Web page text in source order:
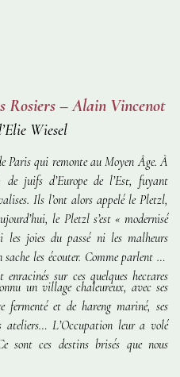
Rosiers – Alain Vincenot
Wiesel
Paris qui remonte au Moyen Âge. À
juifs d’Europe de l’Est, fuyant
Ils l’ont alors appelé le Pletzl,
le Pletzl s’est « modernisé
les joies du passé ni les malheurs
les écouter. Comme parlent les
sur ces quelques hectares
un village chaleureux, avec ses
fermenté et de hareng mariné, ses
ateliers… L’Occupation leur a volé
sont ces destins brisés que nous